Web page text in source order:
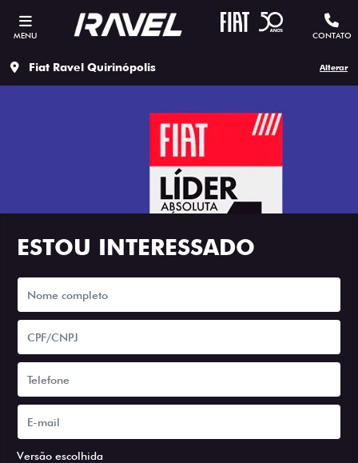
MENU CONTATO
Fiat Ravel Quirinópolis Alterar
ESTOU INTERESSADO
Versão escolhida